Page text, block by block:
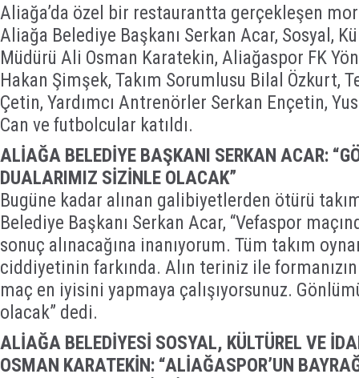
Aliağa’da özel bir restaurantta gerçekleşen
Aliağa Belediye Başkanı Serkan Acar, Sosyal,
Müdürü Ali Osman Karatekin, Aliağaspor FK
Hakan Şimşek, Takım Sorumlusu Bilal Özkurt,
Çetin, Yardımcı Antrenörler Serkan Ençetin,
Can ve futbolcular katıldı.
ALİAĞA BELEDİYE BAŞKANI SERKAN ACAR:
DUALARIMIZ SİZİNLE OLACAK”
Bugüne kadar alınan galibiyetlerden ötürü
Belediye Başkanı Serkan Acar, “Vefaspor
sonuç alınacağına inanıyorum. Tüm takım
ciddiyetinin farkında. Alın teriniz ile
maç en iyisini yapmaya çalışıyorsunuz.
olacak” dedi.
ALİAĞA BELEDİYESİ SOSYAL, KÜLTÜREL VE
OSMAN KARATEKİN: “ALİAĞASPOR’UN